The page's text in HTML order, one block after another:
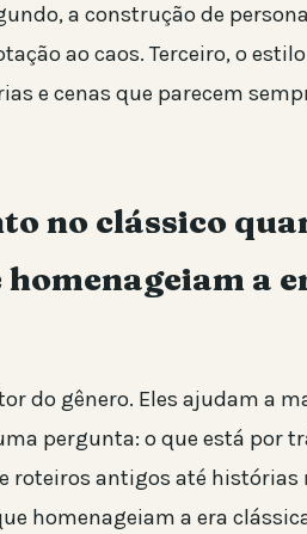
a construção de
ao caos. Terceiro, o
e cenas que parecem
no clássico
a
do gênero. Eles ajudam a
pergunta: o que está por
roteiros antigos até histórias
homenageiam a era